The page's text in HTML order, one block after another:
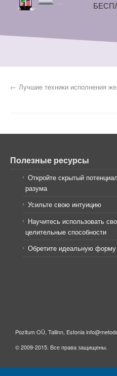
← Лучшие техники исполнения
Полезные ресурсы
Откройте скрытый
разума
Усильте свою интуицию
Научитесь использовать
целительные способности
Обретите идеальную форму
Pozitum OÜ, Tallinn, Estonia
© 2009-2015. Все права защищены.